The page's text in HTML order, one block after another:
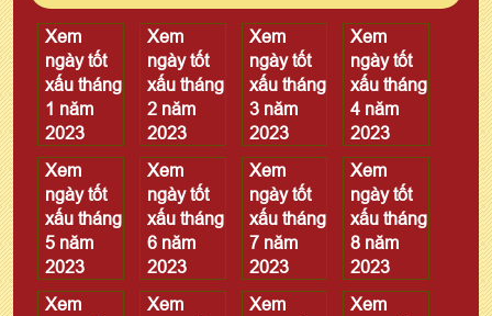
Xem
ngày tốt
xấu tháng
1 năm
2023
Xem
ngày tốt
xấu tháng
2 năm
2023
Xem
ngày tốt
xấu tháng
3 năm
2023
Xem
ngày tốt
xấu tháng
4 năm
2023
Xem
ngày tốt
xấu tháng
5 năm
2023
Xem
ngày tốt
xấu tháng
6 năm
2023
Xem
ngày tốt
xấu tháng
7 năm
2023
Xem
ngày tốt
xấu tháng
8 năm
2023
Xem
Xem
Xem
Xem